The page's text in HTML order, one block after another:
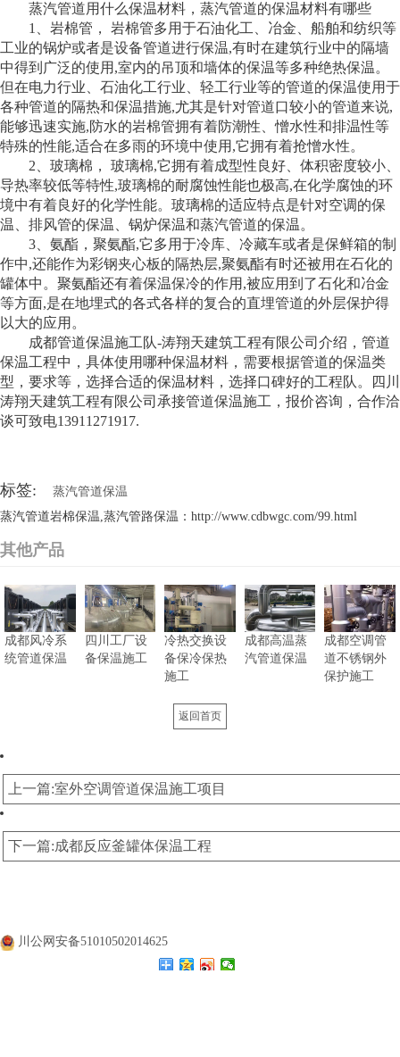
蒸汽管道用什么保温材料，蒸汽管道的保温材料有哪些
1、岩棉管， 岩棉管多用于石油化工、冶金、船舶和纺织等
工业的锅炉或者是设备管道进行保温,有时在建筑行业中的隔墙
中得到广泛的使用,室内的吊顶和墙体的保温等多种绝热保温。
但在电力行业、石油化工行业、轻工行业等的管道的保温使用于
各种管道的隔热和保温措施,尤其是针对管道口较小的管道来说,
能够迅速实施,防水的岩棉管拥有着防潮性、憎水性和排温性等
特殊的性能,适合在多雨的环境中使用,它拥有着抢憎水性。
2、玻璃棉， 玻璃棉,它拥有着成型性良好、体积密度较小、
导热率较低等特性,玻璃棉的耐腐蚀性能也极高,在化学腐蚀的环
境中有着良好的化学性能。玻璃棉的适应特点是针对空调的保
温、排风管的保温、锅炉保温和蒸汽管道的保温。
3、氨酯，聚氨酯,它多用于冷库、冷藏车或者是保鲜箱的制
作中,还能作为彩钢夹心板的隔热层,聚氨酯有时还被用在石化的
罐体中。聚氨酯还有着保温保冷的作用,被应用到了石化和冶金
等方面,是在地埋式的各式各样的复合的直埋管道的外层保护得
以大的应用。
成都管道保温施工队-涛翔天建筑工程有限公司介绍，管道
保温工程中，具体使用哪种保温材料，需要根据管道的保温类
型，要求等，选择合适的保温材料，选择口碑好的工程队。四川
涛翔天建筑工程有限公司承接管道保温施工，报价咨询，合作洽
谈可致电13911271917.
标签:
蒸汽管道保温
蒸汽管道岩棉保温,蒸汽管路保温：http://www.cdbwgc.com/99.html
其他产品
成都风冷系
统管道保温
四川工厂设
备保温施工
冷热交换设
备保冷保热
施工
成都高温蒸
汽管道保温
成都空调管
道不锈钢外
保护施工
返回首页
上一篇:室外空调管道保温施工项目
下一篇:成都反应釜罐体保温工程
川公网安备51010502014625